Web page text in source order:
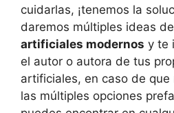
cuidarlas, ¡tenemos la
daremos múltiples ideas de
artificiales modernos y te
el autor o autora de tus
artificiales, en caso de
las múltiples opciones